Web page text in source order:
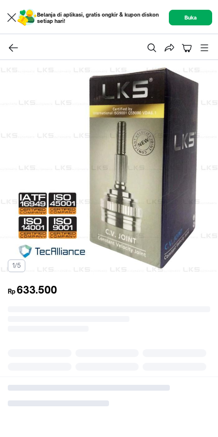
Belanja di aplikasi, gratis ongkir & kupon diskon
setiap hari!
Buka
1/5
Rp 633.500